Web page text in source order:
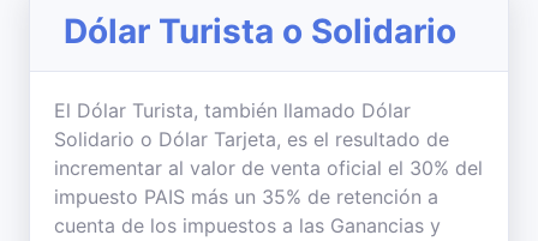
Dólar Turista o Solidario
El Dólar Turista, también llamado Dólar
Solidario o Dólar Tarjeta, es el resultado de
incrementar al valor de venta oficial el 30% del
impuesto PAIS más un 35% de retención a
cuenta de los impuestos a las Ganancias y